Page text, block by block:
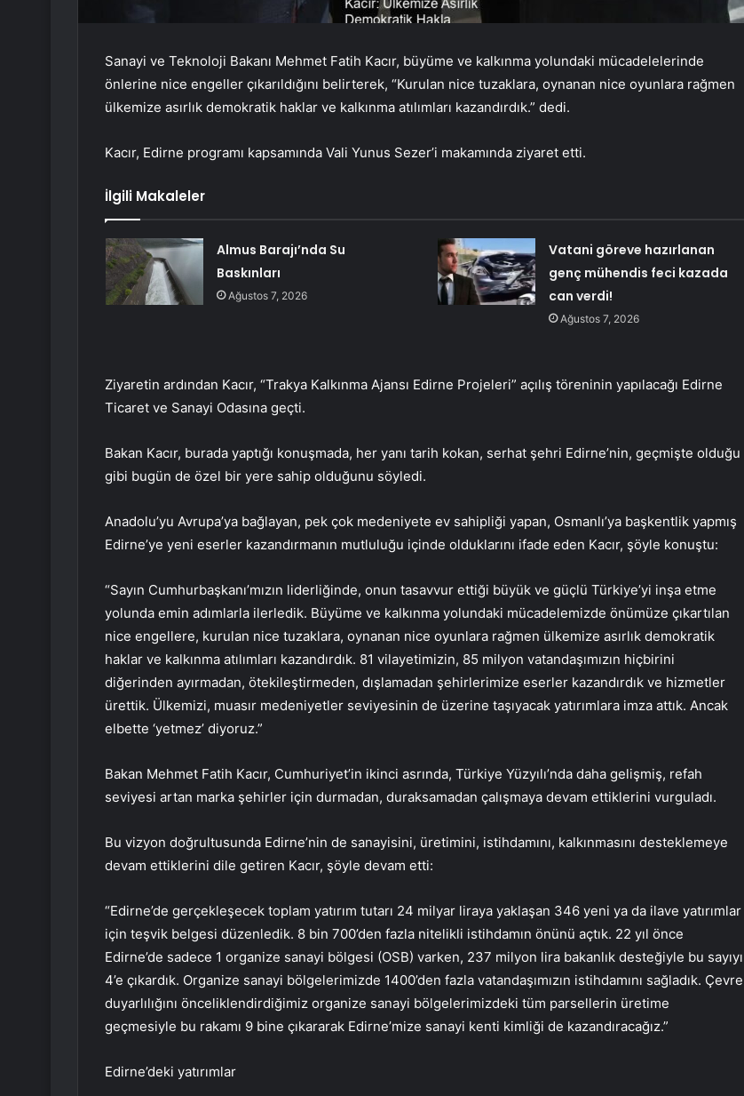
Sanayi ve Teknoloji Bakanı Mehmet Fatih Kacır, büyüme ve kalkınma yolundaki mücadelelerinde
önlerine nice engeller çıkarıldığını belirterek, “Kurulan nice tuzaklara, oynanan nice oyunlara rağmen
ülkemize asırlık demokratik haklar ve kalkınma atılımları kazandırdık.” dedi.
Kacır, Edirne programı kapsamında Vali Yunus Sezer’i makamında ziyaret etti.
İlgili Makaleler
Almus Barajı’nda Su
Baskınları
Ağustos 7, 2026
Vatani göreve hazırlanan
genç mühendis feci kazada
can verdi!
Ağustos 7, 2026
Ziyaretin ardından Kacır, “Trakya Kalkınma Ajansı Edirne Projeleri” açılış töreninin yapılacağı Edirne
Ticaret ve Sanayi Odasına geçti.
Bakan Kacır, burada yaptığı konuşmada, her yanı tarih kokan, serhat şehri Edirne’nin, geçmişte olduğu
gibi bugün de özel bir yere sahip olduğunu söyledi.
Anadolu’yu Avrupa’ya bağlayan, pek çok medeniyete ev sahipliği yapan, Osmanlı’ya başkentlik yapmış
Edirne’ye yeni eserler kazandırmanın mutluluğu içinde olduklarını ifade eden Kacır, şöyle konuştu:
“Sayın Cumhurbaşkanı’mızın liderliğinde, onun tasavvur ettiği büyük ve güçlü Türkiye’yi inşa etme
yolunda emin adımlarla ilerledik. Büyüme ve kalkınma yolundaki mücadelemizde önümüze çıkartılan
nice engellere, kurulan nice tuzaklara, oynanan nice oyunlara rağmen ülkemize asırlık demokratik
haklar ve kalkınma atılımları kazandırdık. 81 vilayetimizin, 85 milyon vatandaşımızın hiçbirini
diğerinden ayırmadan, ötekileştirmeden, dışlamadan şehirlerimize eserler kazandırdık ve hizmetler
ürettik. Ülkemizi, muasır medeniyetler seviyesinin de üzerine taşıyacak yatırımlara imza attık. Ancak
elbette ‘yetmez’ diyoruz.”
Bakan Mehmet Fatih Kacır, Cumhuriyet’in ikinci asrında, Türkiye Yüzyılı’nda daha gelişmiş, refah
seviyesi artan marka şehirler için durmadan, duraksamadan çalışmaya devam ettiklerini vurguladı.
Bu vizyon doğrultusunda Edirne’nin de sanayisini, üretimini, istihdamını, kalkınmasını desteklemeye
devam ettiklerini dile getiren Kacır, şöyle devam etti:
“Edirne’de gerçekleşecek toplam yatırım tutarı 24 milyar liraya yaklaşan 346 yeni ya da ilave yatırımlar
için teşvik belgesi düzenledik. 8 bin 700’den fazla nitelikli istihdamın önünü açtık. 22 yıl önce
Edirne’de sadece 1 organize sanayi bölgesi (OSB) varken, 237 milyon lira bakanlık desteğiyle bu sayıyı
4’e çıkardık. Organize sanayi bölgelerimizde 1400’den fazla vatandaşımızın istihdamını sağladık. Çevre
duyarlılığını önceliklendirdiğimiz organize sanayi bölgelerimizdeki tüm parsellerin üretime
geçmesiyle bu rakamı 9 bine çıkararak Edirne’mize sanayi kenti kimliği de kazandıracağız.”
Edirne’deki yatırımlar